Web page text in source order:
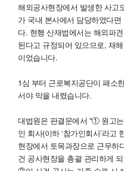
해외공사현장에서 발생한 사고
가 국내 본사에서 담당하였다
다. 현행 산재법에서는 해외파
된다고 규정되어 있으므로, 재
이었습니다.
1심 부터 근로복지공단이 패소
서야 막을 내렸습니다.
대법원은 판결문에서 "① 원고
인 회사(이하 ‘참가인회사’라고
현장에서 토목과장으로 근무하
건 공사현장을 총괄 관리하게